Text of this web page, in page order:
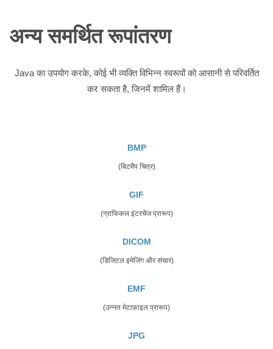
अन्य समर्थित रूपांतरण
Java का उपयोग करके, कोई भी व्यक्ति विभिन्न स्वरूपों को आसानी से परिवर्तित
कर सकता है, जिनमें शामिल हैं।
BMP
(बिटमैप चित्र)
GIF
(ग्राफिकल इंटरचेंज प्रारूप)
DICOM
(डिजिटल इमेजिंग और संचार)
EMF
(उन्नत मेटाफ़ाइल प्रारूप)
JPG